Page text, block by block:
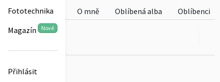
Fototechnika
Magazín Nové
Přihlásit
Alba Videa O mně Oblíbená alba Oblíbenci